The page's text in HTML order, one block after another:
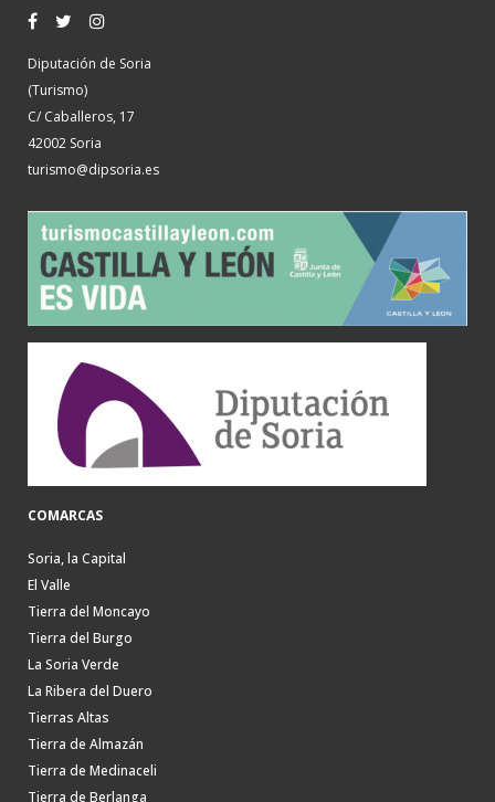
Diputación de Soria
(Turismo)
C/ Caballeros, 17
42002 Soria
turismo@dipsoria.es
COMARCAS
Soria, la Capital
El Valle
Tierra del Moncayo
Tierra del Burgo
La Soria Verde
La Ribera del Duero
Tierras Altas
Tierra de Almazán
Tierra de Medinaceli
Tierra de Berlanga